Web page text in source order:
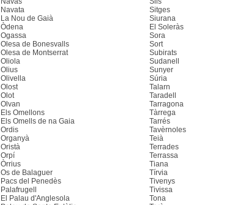
Navata
La Nou de Gaià
Òdena
Ogassa
Olesa de Bonesvalls
Olesa de Montserrat
Oliola
Olius
Olivella
Olost
Olot
Olvan
Els Omellons
Els Omells de na Gaia
Ordis
Organyà
Oristà
Orpí
Òrrius
Os de Balaguer
Pacs del Penedès
Palafrugell
El Palau d'Anglesola
Sitges
Siurana
El Soleràs
Sora
Sort
Subirats
Sudanell
Sunyer
Súria
Talarn
Taradell
Tarragona
Tàrrega
Tarrés
Tavèrnoles
Teià
Terrades
Terrassa
Tiana
Tírvia
Tivenys
Tivissa
Tona